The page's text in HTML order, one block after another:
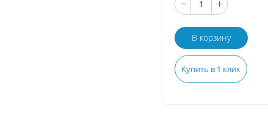
В корзину
Купить в 1 клик